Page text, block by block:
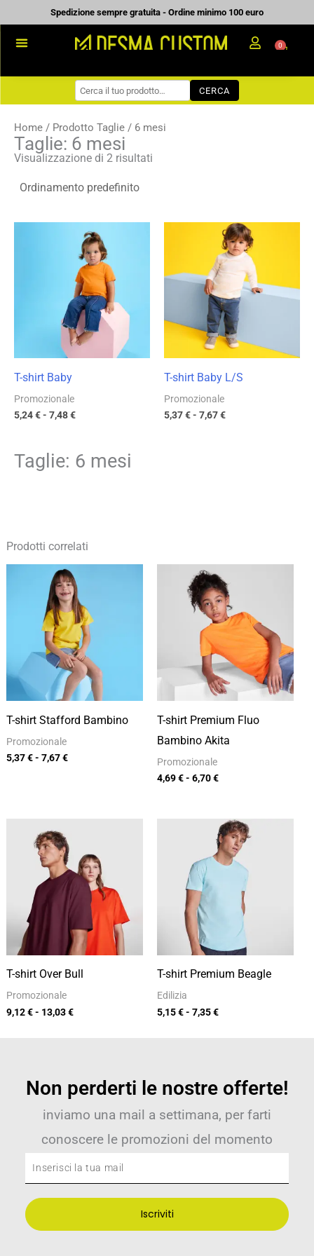
al
contenuto
Spedizione sempre gratuita - Ordine minimo 100 euro
WORKWEAR
COME ORDINARE
PREVENTIVI
0
CERCA
Home / Prodotto Taglie / 6 mesi
Taglie: 6 mesi
Visualizzazione di 2 risultati
T-shirt Baby
Promozionale
5,24€- 7,48€
di
prezzo:
da
5,24 €
a
7,48 €
T-shirt Baby L/S
Promozionale
5,37€- 7,67€
Fascia
di
prezzo:
da
5,37 €
7,67 €
Taglie: 6 mesi
Prodotti correlati
T-shirt Stafford Bambino
Promozionale
5,37€- 7,67€
Fascia
di
prezzo:
da
5,37 €
a
7,67 €
T-shirt Premium Fluo
Bambino Akita
Promozionale
4,69€- 6,70€
di
prezzo:
da
4,69 €
a
6,70 €
T-shirt Over Bull
Promozionale
9,12€- 13,03€
da
9,12 €
13,03 €
T-shirt Premium Beagle
Edilizia
5,15€- 7,35€
Fascia
di
prezzo:
da
7,35 €
Non perderti le nostre offerte!
inviamo una mail a settimana, per farti
conoscere le promozioni del momento
Inserisci
la
tua
mail
Iscriviti